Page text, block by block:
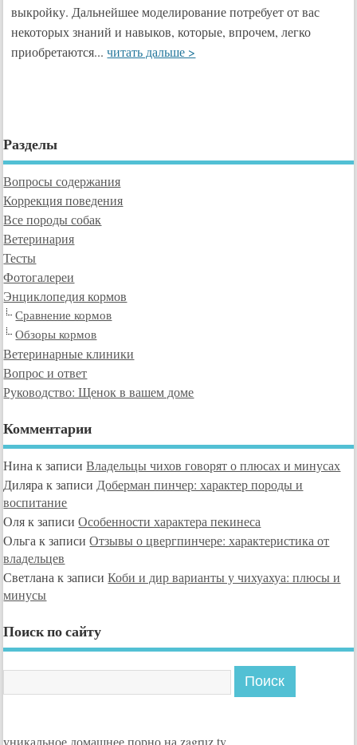
выкройку. Дальнейшее моделирование потребует от вас
некоторых знаний и навыков, которые, впрочем, легко
приобретаются... читать дальше >
Разделы
Вопросы содержания
Коррекция поведения
Все породы собак
Ветеринария
Тесты
Фотогалереи
Энциклопедия кормов
Сравнение кормов
Обзоры кормов
Ветеринарные клиники
Вопрос и ответ
Руководство: Щенок в вашем доме
Комментарии
Нина к записиВладельцы чихов говорят о плюсах и минусах
Диляра к записи Доберман пинчер: характер породы и
воспитание
Оляк записиОсобенности характера пекинеса
Ольга к записиОтзывы о цвергпинчере: характеристика от
владельцев
Светлана к записиКоби и дир варианты у чихуахуа: плюсы и
минусы
Поиск по сайту
уникальное домашнее порно на zagruz.tv